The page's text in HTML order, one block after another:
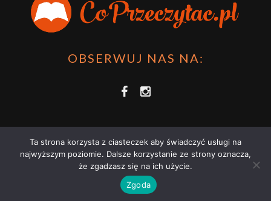
OBSERWUJ NAS NA:
COPRZECZYTAĆ.PL 2021 | STRONA WYKORZYSTUJE PLIKI COOKIES |
POLITYKĄ PRYWATNOŚCI
Ta strona korzysta z ciasteczek aby świadczyć usługi na
najwyższym poziomie. Dalsze korzystanie ze strony oznacza,
że zgadzasz się na ich użycie.
Zgoda